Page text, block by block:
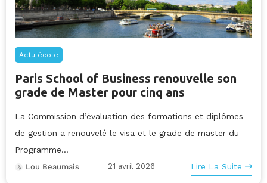
Actu école
Paris School of Business renouvelle son
grade de Master pour cinq ans
La Commission d’évaluation des formations et diplômes
de gestion a renouvelé le visa et le grade de master du
Programme...
Lou Beaumais 21 avril 2026 Lire La Suite